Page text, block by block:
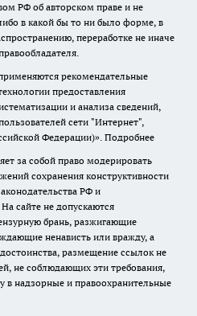
РФ об авторском праве и не
в какой бы то ни было форме, в
переработке не иначе
рекомендательные
предоставления
и анализа сведений,
сети "Интернет",
Федерации)». Подробнее
за собой право модерировать
сохранения конструктивности
РФ и
сайте не допускаются
брань, разжигающие
ненависть или вражду, а
размещение ссылок не
не соблюдающих эти требования,
в надзорные и правоохранительные